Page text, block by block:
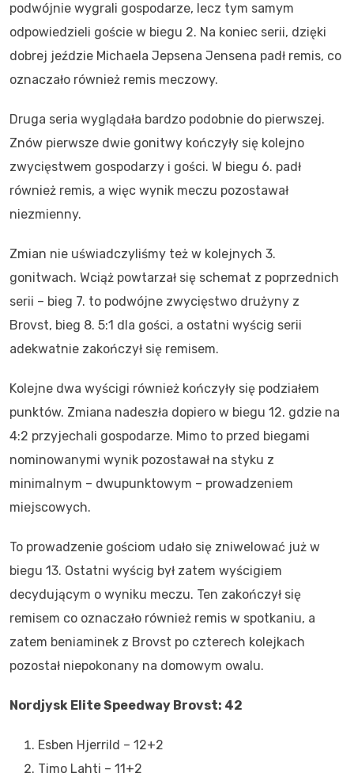
podwójnie wygrali gospodarze, lecz tym samym
odpowiedzieli goście w biegu 2. Na koniec serii, dzięki
dobrej jeździe Michaela Jepsena Jensena padł remis, co
oznaczało również remis meczowy.
Druga seria wyglądała bardzo podobnie do pierwszej.
Znów pierwsze dwie gonitwy kończyły się kolejno
zwycięstwem gospodarzy i gości. W biegu 6. padł
również remis, a więc wynik meczu pozostawał
niezmienny.
Zmian nie uświadczyliśmy też w kolejnych 3.
gonitwach. Wciąż powtarzał się schemat z poprzednich
serii – bieg 7. to podwójne zwycięstwo drużyny z
Brovst, bieg 8. 5:1 dla gości, a ostatni wyścig serii
adekwatnie zakończył się remisem.
Kolejne dwa wyścigi również kończyły się podziałem
punktów. Zmiana nadeszła dopiero w biegu 12. gdzie na
4:2 przyjechali gospodarze. Mimo to przed biegami
nominowanymi wynik pozostawał na styku z
minimalnym – dwupunktowym – prowadzeniem
miejscowych.
To prowadzenie gościom udało się zniwelować już w
biegu 13. Ostatni wyścig był zatem wyścigiem
decydującym o wyniku meczu. Ten zakończył się
remisem co oznaczało również remis w spotkaniu, a
zatem beniaminek z Brovst po czterech kolejkach
pozostał niepokonany na domowym owalu.
Nordjysk Elite Speedway Brovst: 42
Esben Hjerrild – 12+2
Timo Lahti – 11+2